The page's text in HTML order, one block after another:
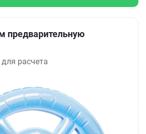
предварительную
расчета